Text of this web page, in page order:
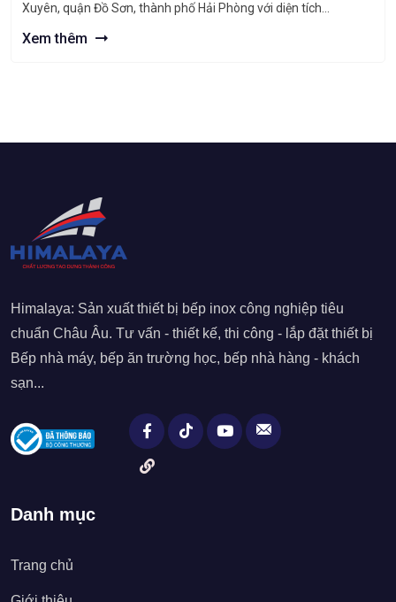
Xuyên, quận Đồ Sơn, thành phố Hải Phòng với diện tích
8.635,78m2. Dự án Nhà máy điện tử Shinning Việt Nam Thông
Xem thêm
Himalaya: Sản xuất thiết bị bếp inox công nghiệp tiêu
chuẩn Châu Âu. Tư vấn - thiết kế, thi công - lắp đặt thiết bị
Bếp nhà máy, bếp ăn trường học, bếp nhà hàng - khách
sạn...
Danh mục
Trang chủ